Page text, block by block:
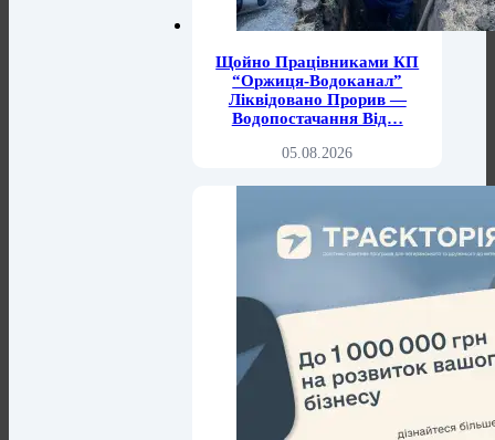
Щойно Працівниками КП
“Оржиця-Водоканал”
Ліквідовано Прорив —
Водопостачання Від…
05.08.2026